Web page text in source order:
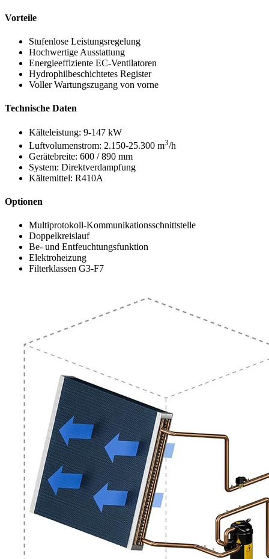
Vorteile
Stufenlose Leistungsregelung
Hochwertige Ausstattung
Energieeffiziente EC-Ventilatoren
Hydrophilbeschichtetes Register
Voller Wartungszugang von vorne
Technische Daten
Kälteleistung: 9-147 kW
Luftvolumenstrom: 2.150-25.300 m3/h
Gerätebreite: 600 / 890 mm
System: Direktverdampfung
Kältemittel: R410A
Optionen
Multiprotokoll-Kommunikationsschnittstelle
Doppelkreislauf
Be- und Entfeuchtungsfunktion
Elektroheizung
Filterklassen G3-F7